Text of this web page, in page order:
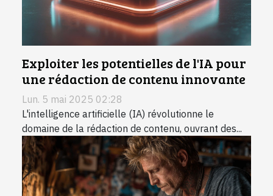
Exploiter les potentielles de l'IA pour
une rédaction de contenu innovante
Lun. 5 mai 2025 02:28
L'intelligence artificielle (IA) révolutionne le
domaine de la rédaction de contenu, ouvrant des...